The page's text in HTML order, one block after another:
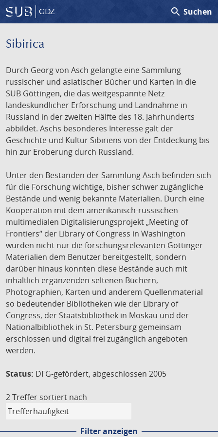
GDZ search Suchen
Sibirica
Durch Georg von Asch gelangte eine Sammlung
russischer und asiatischer Bücher und Karten in die
SUB Göttingen, die das weitgespannte Netz
landeskundlicher Erforschung und Landnahme in
Russland in der zweiten Hälfte des 18. Jahrhunderts
abbildet. Aschs besonderes Interesse galt der
Geschichte und Kultur Sibiriens von der Entdeckung bis
hin zur Eroberung durch Russland.
Unter den Beständen der Sammlung Asch befinden sich
für die Forschung wichtige, bisher schwer zugängliche
Bestände und wenig bekannte Materialien. Durch eine
Kooperation mit dem amerikanisch-russischen
multimedialen Digitalisierungsprojekt „Meeting of
Frontiers“ der Library of Congress in Washington
wurden nicht nur die forschungsrelevanten Göttinger
Materialien dem Benutzer bereitgestellt, sondern
darüber hinaus konnten diese Bestände auch mit
inhaltlich ergänzenden seltenen Büchern,
Photographien, Karten und anderem Quellenmaterial
so bedeutender Bibliotheken wie der Library of
Congress, der Staatsbibliothek in Moskau und der
Nationalbibliothek in St. Petersburg gemeinsam
erschlossen und digital frei zugänglich angeboten
werden.
Status: DFG-gefördert, abgeschlossen 2005
2 Treffer sortiert nach
Filter anzeigen